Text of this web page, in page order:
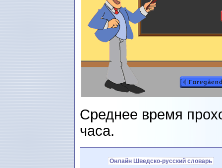
Среднее время
часа.
Онлайн Шведско-русский словарь